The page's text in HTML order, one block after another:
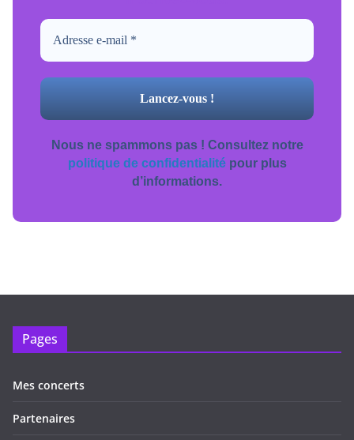
Nous ne spammons pas ! Consultez notre
politique de confidentialitépour plus
d’informations.
Pages
Mes concerts
Partenaires